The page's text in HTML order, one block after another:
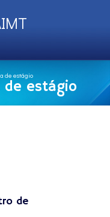
de estágio
de estágio
de